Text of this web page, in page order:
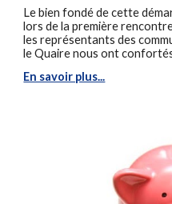
Le bien fondé de cette
lors de la première
les représentants des
le Quaire nous ont
En savoir plus...